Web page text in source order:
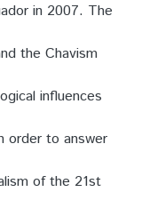
in 2007. The
the Chavism
influences
order to answer
of the 21st